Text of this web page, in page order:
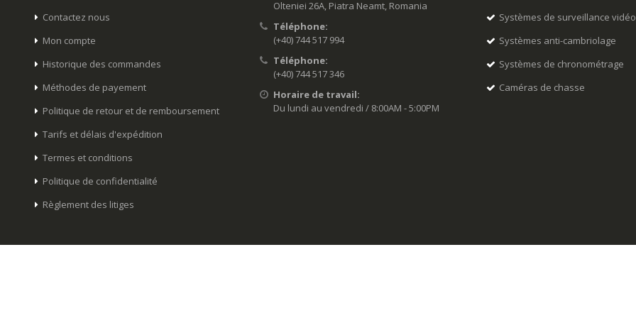
Contactez nous
Mon compte
Historique des commandes
Méthodes de payement
Politique de retour et de remboursement
Tarifs et délais d'expédition
Termes et conditions
Politique de confidentialité
Règlement des litiges
Olteniei 26A, Piatra Neamt, Romania
Téléphone:
(+40) 744 517 994
Téléphone:
(+40) 744 517 346
Horaire de travail:
Du lundi au vendredi / 8:00AM - 5:00PM
Systèmes de surveillance vidéo
Systèmes anti-cambriolage
Systèmes de chronométrage
Caméras de chasse